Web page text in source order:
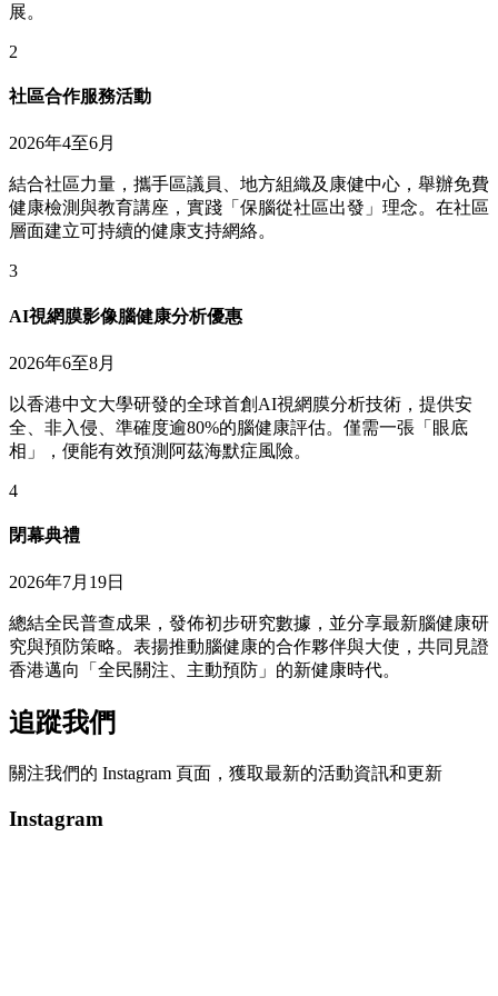
展。
2
社區合作服務活動
2026年4至6月
結合社區力量，攜手區議員、地方組織及康健中心，舉辦免費
健康檢測與教育講座，實踐「保腦從社區出發」理念。在社區
層面建立可持續的健康支持網絡。
3
AI視網膜影像腦健康分析優惠
2026年6至8月
以香港中文大學研發的全球首創AI視網膜分析技術，提供安
全、非入侵、準確度逾80%的腦健康評估。僅需一張「眼底
相」，便能有效預測阿茲海默症風險。
4
閉幕典禮
2026年7月19日
總結全民普查成果，發佈初步研究數據，並分享最新腦健康研
究與預防策略。表揚推動腦健康的合作夥伴與大使，共同見證
香港邁向「全民關注、主動預防」的新健康時代。
追蹤我們
關注我們的 Instagram 頁面，獲取最新的活動資訊和更新
Instagram